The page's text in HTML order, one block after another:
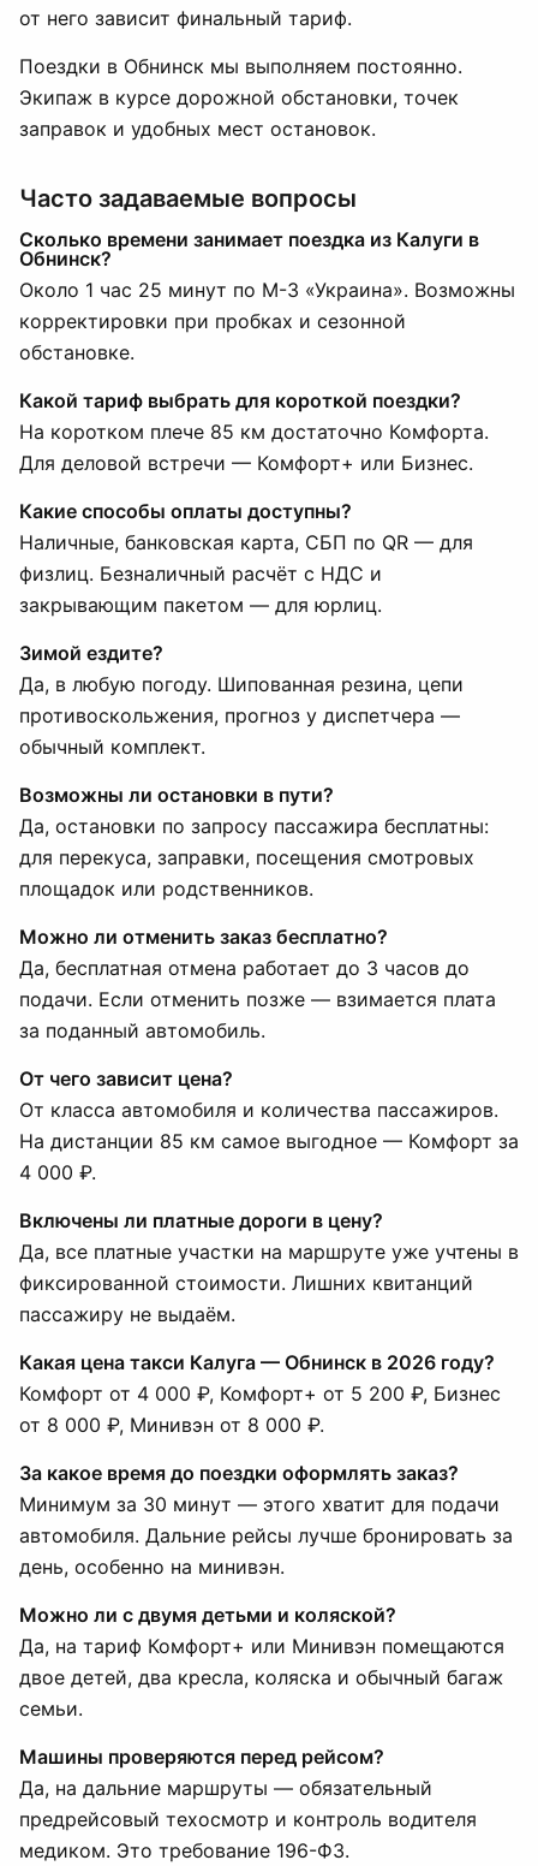
от него зависит финальный тариф.
Поездки в Обнинск мы выполняем постоянно.
Экипаж в курсе дорожной обстановки, точек
заправок и удобных мест остановок.
Часто задаваемые вопросы
Сколько времени занимает поездка из Калуги в
Обнинск?
Около 1 час 25 минут по М-3 «Украина». Возможны
корректировки при пробках и сезонной
обстановке.
Какой тариф выбрать для короткой поездки?
На коротком плече 85 км достаточно Комфорта.
Для деловой встречи — Комфорт+ или Бизнес.
Какие способы оплаты доступны?
Наличные, банковская карта, СБП по QR — для
физлиц. Безналичный расчёт с НДС и
закрывающим пакетом — для юрлиц.
Зимой ездите?
Да, в любую погоду. Шипованная резина, цепи
противоскольжения, прогноз у диспетчера —
обычный комплект.
Возможны ли остановки в пути?
Да, остановки по запросу пассажира бесплатны:
для перекуса, заправки, посещения смотровых
площадок или родственников.
Можно ли отменить заказ бесплатно?
Да, бесплатная отмена работает до 3 часов до
подачи. Если отменить позже — взимается плата
за поданный автомобиль.
От чего зависит цена?
От класса автомобиля и количества пассажиров.
На дистанции 85 км самое выгодное — Комфорт за
4 000 ₽.
Включены ли платные дороги в цену?
Да, все платные участки на маршруте уже учтены в
фиксированной стоимости. Лишних квитанций
пассажиру не выдаём.
Какая цена такси Калуга — Обнинск в 2026 году?
Комфорт от 4 000 ₽, Комфорт+ от 5 200 ₽, Бизнес
от 8 000 ₽, Минивэн от 8 000 ₽.
За какое время до поездки оформлять заказ?
Минимум за 30 минут — этого хватит для подачи
автомобиля. Дальние рейсы лучше бронировать за
день, особенно на минивэн.
Можно ли с двумя детьми и коляской?
Да, на тариф Комфорт+ или Минивэн помещаются
двое детей, два кресла, коляска и обычный багаж
семьи.
Машины проверяются перед рейсом?
Да, на дальние маршруты — обязательный
предрейсовый техосмотр и контроль водителя
медиком. Это требование 196-ФЗ.